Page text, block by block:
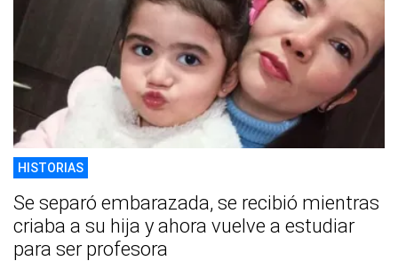
HISTORIAS
Se separó embarazada, se recibió mientras
criaba a su hija y ahora vuelve a estudiar
para ser profesora